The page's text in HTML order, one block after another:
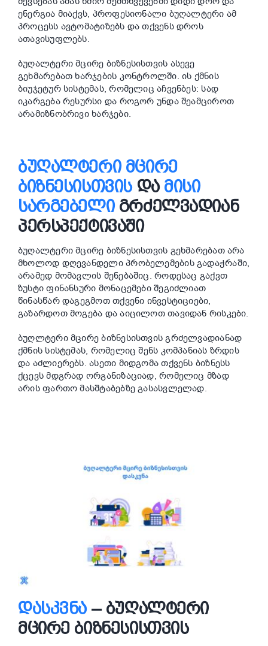
ენერგია მიაქვს, პროფესიონალი ბუღალტერი ამ
პროცესს ავტომატიზებს და თქვენს დროს
ათავისუფლებს.
ბუღალტერი მცირე ბიზნესისთვის ასევე
გეხმარებათ ხარჯების კონტროლში. ის ქმნის
ბიუჯეტურ სისტემას, რომელიც აჩვენბეს: სად
იკარგება რესურსი და როგორ უნდა შეამციროთ
არამიზნობრივი ხარჯები.
ᲑᲣᲦᲐᲚᲢᲔᲠᲘ ᲛᲪᲘᲠᲔ
ᲑᲘᲖᲜᲔᲡᲘᲡᲗᲕᲘᲡᲓᲐ ᲛᲘᲡᲘ
ᲡᲐᲠᲒᲔᲑᲔᲚᲘᲒᲠᲫᲔᲚᲕᲐᲓᲘᲐᲜ
ᲞᲔᲠᲡᲞᲔᲥᲢᲘᲕᲐᲨᲘ
ბუღალტერი მცირე ბიზნესისთვის გეხმარებათ არა
მხოლოდ დღევანდელი პრობელემების გადაჭრაში,
არამედ მომავლის შენებაშიც. როდესაც გაქვთ
ზუსტი ფინანსური მონაცემები შეგიძლიათ
წინასწარ დაგეგმოთ თქვენი ინვესტიციები,
გაზარდოთ მოგება და აიცილოთ თავიდან რისკები.
ბუღლტერი მცირე ბიზნესისთვის გრძელვადიანად
ქმნის სისტემას, რომელიც შენს კომპანიას ზრდის
და აძლიერებს. ასეთი მიდგომა თქვენს ბიზნესს
ქცევს მდგრად ორგანიზაციად, რომელიც მზად
არის ფართო მასშტაბებზე გასასვლელად.
ᲓᲐᲡᲙᲕᲜᲐ– ᲑᲣᲦᲐᲚᲢᲔᲠᲘ
ᲛᲪᲘᲠᲔ ᲑᲘᲖᲜᲔᲡᲘᲡᲗᲕᲘᲡ